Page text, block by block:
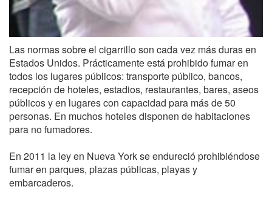
Las normas sobre el cigarrillo son cada vez más duras en
Estados Unidos. Prácticamente está prohibido fumar en
todos los lugares públicos: transporte público, bancos,
recepción de hoteles, estadios, restaurantes, bares, aseos
públicos y en lugares con capacidad para más de 50
personas. En muchos hoteles disponen de habitaciones
para no fumadores.
En 2011 la ley en Nueva York se endureció prohibiéndose
fumar en parques, plazas públicas, playas y
embarcaderos.